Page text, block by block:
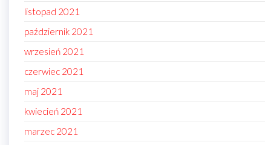
listopad 2021
październik 2021
wrzesień 2021
czerwiec 2021
maj 2021
kwiecień 2021
marzec 2021